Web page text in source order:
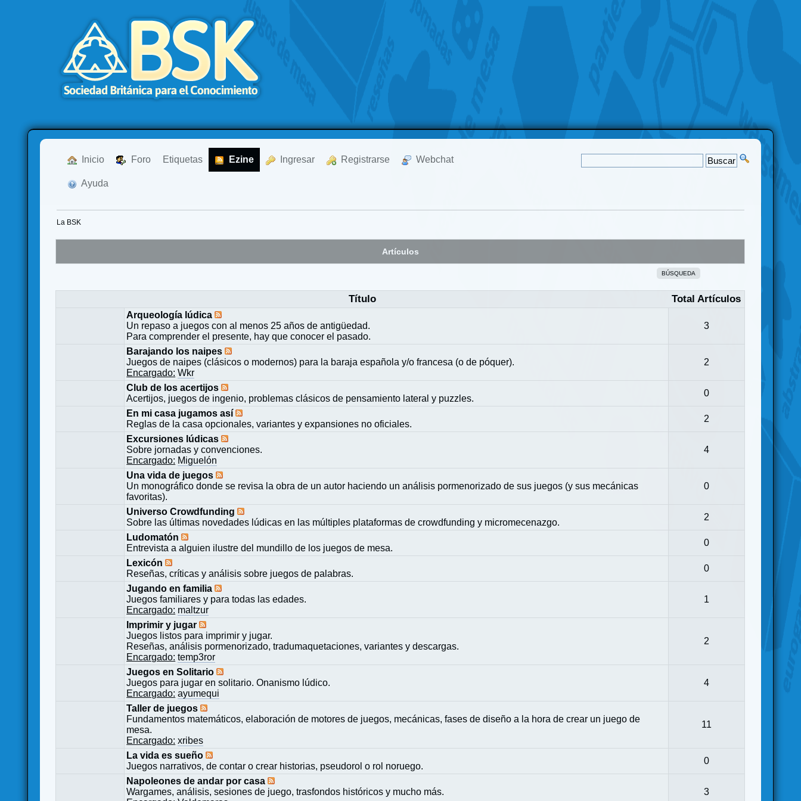
Inicio Foro Etiquetas Ezine Ingresar Registrarse Webchat
Ayuda
La BSK
Artículos
BÚSQUEDA
Título Total Artículos
Arqueología lúdica
Un repaso a juegos con al menos 25 años de antigüedad.
Para comprender el presente, hay que conocer el pasado.
3
Barajando los naipes
Juegos de naipes (clásicos o modernos) para la baraja española y/o francesa (o de póquer).
Encargado: Wkr
2
Club de los acertijos
Acertijos, juegos de ingenio, problemas clásicos de pensamiento lateral y puzzles.
0
En mi casa jugamos así
Reglas de la casa opcionales, variantes y expansiones no oficiales.
2
Excursiones lúdicas
Sobre jornadas y convenciones.
Encargado: Miguelón
4
Una vida de juegos
Un monográfico donde se revisa la obra de un autor haciendo un análisis pormenorizado de sus juegos (y sus mecánicas
favoritas).
0
Universo Crowdfunding
Sobre las últimas novedades lúdicas en las múltiples plataformas de crowdfunding y micromecenazgo.
2
Ludomatón
Entrevista a alguien ilustre del mundillo de los juegos de mesa.
0
Lexicón
Reseñas, críticas y análisis sobre juegos de palabras.
0
Jugando en familia
Juegos familiares y para todas las edades.
Encargado: maltzur
1
Imprimir y jugar
Juegos listos para imprimir y jugar.
Reseñas, análisis pormenorizado, tradumaquetaciones, variantes y descargas.
Encargado: temp3ror
2
Juegos en Solitario
Juegos para jugar en solitario. Onanismo lúdico.
Encargado: ayumequi
4
Taller de juegos
Fundamentos matemáticos, elaboración de motores de juegos, mecánicas, fases de diseño a la hora de crear un juego de
mesa.
Encargado: xribes
11
La vida es sueño
Juegos narrativos, de contar o crear historias, pseudorol o rol noruego.
0
Napoleones de andar por casa
Wargames, análisis, sesiones de juego, trasfondos históricos y mucho más.
3